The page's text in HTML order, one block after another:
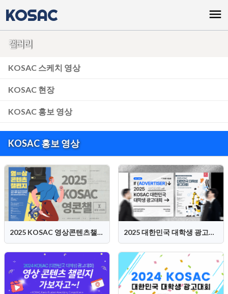
KOSAC menu
갤러리
KOSAC 스케치 영상
KOSAC 현장
KOSAC 홍보 영상
KOSAC 홍보 영상
2025 KOSAC 영상콘텐츠챌린지 홍보영상 2025 대한민국 대학생 광고대회 (KOSAC) 홍보영상